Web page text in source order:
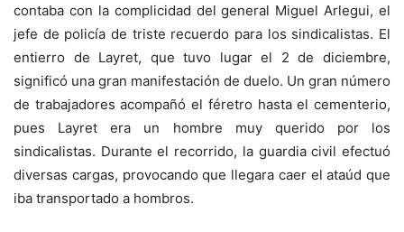
contaba con la complicidad del general Miguel Arlegui, el
jefe de policía de triste recuerdo para los sindicalistas. El
entierro de Layret, que tuvo lugar el 2 de diciembre,
significó una gran manifestación de duelo. Un gran número
de trabajadores acompañó el féretro hasta el cementerio,
pues Layret era un hombre muy querido por los
sindicalistas. Durante el recorrido, la guardia civil efectuó
diversas cargas, provocando que llegara caer el ataúd que
iba transportado a hombros.